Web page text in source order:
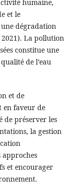
humaine,
et le
dégradation
La pollution
constitue une
de l’eau
et de
en faveur de
de préserver les
la gestion
approches
et encourager